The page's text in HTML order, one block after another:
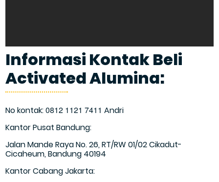
Informasi Kontak Beli
Activated Alumina:
No kontak:0812 1121 7411 Andri
Kantor Pusat Bandung:
Jalan Mande Raya No. 26, RT/RW 01/02 Cikadut-
Cicaheum, Bandung 40194
Kantor Cabang Jakarta: